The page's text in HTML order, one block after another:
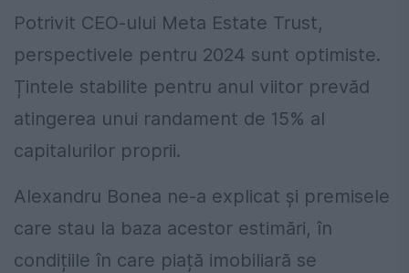
Potrivit CEO-ului Meta Estate Trust,
perspectivele pentru 2024 sunt optimiste.
Țintele stabilite pentru anul viitor prevăd
atingerea unui randament de 15% al
capitalurilor proprii.
Alexandru Bonea ne-a explicat și premisele
care stau la baza acestor estimări, în
condițiile în care piață imobiliară se